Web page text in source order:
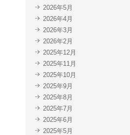
2026年5月
2026年4月
2026年3月
2026年2月
2025年12月
2025年11月
2025年10月
2025年9月
2025年8月
2025年7月
2025年6月
2025年5月